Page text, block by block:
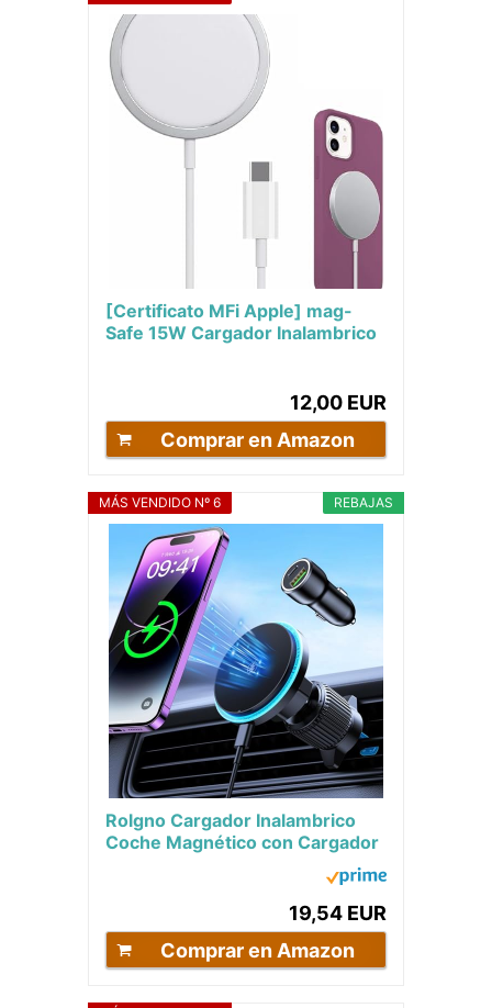
[Certificato MFi Apple] mag-
Safe 15W Cargador Inalambrico
12,00 EUR
Comprar en Amazon
REBAJAS
MÁS VENDIDO Nº 6
Rolgno Cargador Inalambrico
Coche Magnético con Cargador
19,54 EUR
Comprar en Amazon